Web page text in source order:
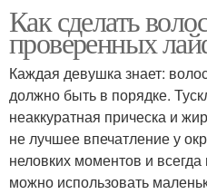
Как сделать
проверенных
Каждая девушка знает:
должно быть в порядке.
неаккуратная прическа и
не лучшее впечатление у
неловких моментов и
можно использовать